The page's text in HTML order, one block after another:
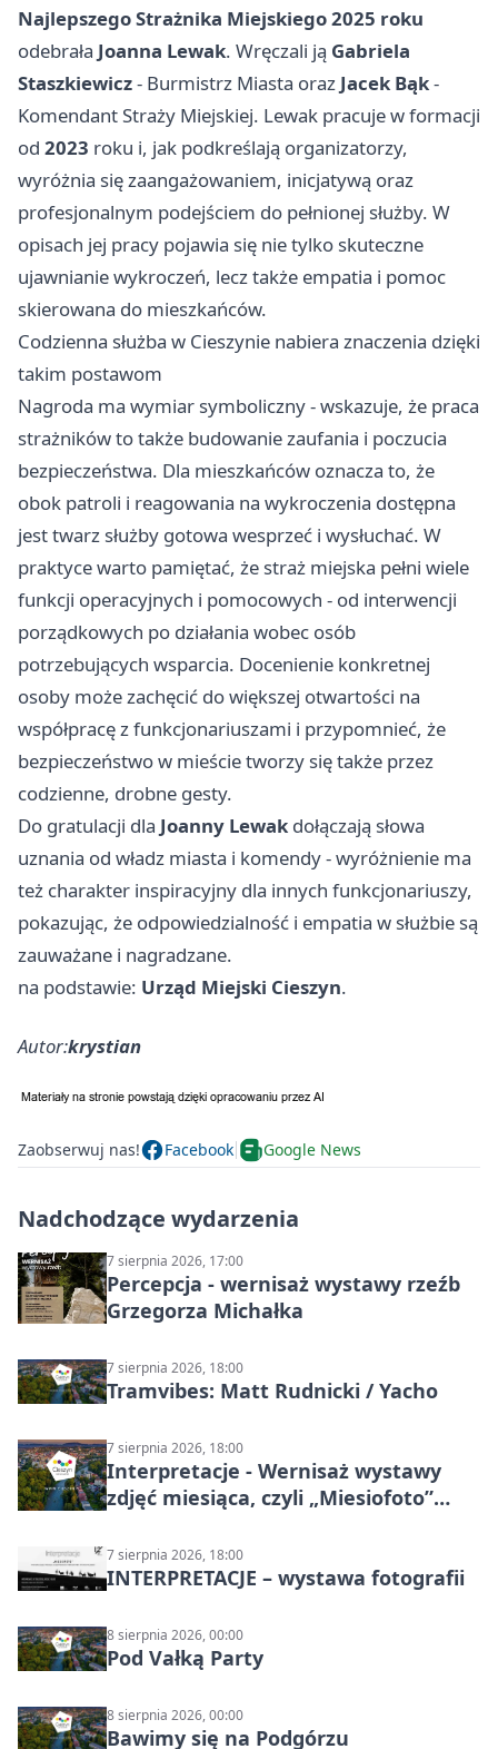
Najlepszego Strażnika Miejskiego 2025 roku
odebrała Joanna Lewak. Wręczali ją Gabriela
Staszkiewicz- Burmistrz Miasta oraz Jacek Bąk-
Komendant Straży Miejskiej. Lewak pracuje w formacji
od 2023 roku i, jak podkreślają organizatorzy,
wyróżnia się zaangażowaniem, inicjatywą oraz
profesjonalnym podejściem do pełnionej służby. W
opisach jej pracy pojawia się nie tylko skuteczne
ujawnianie wykroczeń, lecz także empatia i pomoc
skierowana do mieszkańców.
Codzienna służba w Cieszynie nabiera znaczenia dzięki
takim postawom
Nagroda ma wymiar symboliczny - wskazuje, że praca
strażników to także budowanie zaufania i poczucia
bezpieczeństwa. Dla mieszkańców oznacza to, że
obok patroli i reagowania na wykroczenia dostępna
jest twarz służby gotowa wesprzeć i wysłuchać. W
praktyce warto pamiętać, że straż miejska pełni wiele
funkcji operacyjnych i pomocowych - od interwencji
porządkowych po działania wobec osób
potrzebujących wsparcia. Docenienie konkretnej
osoby może zachęcić do większej otwartości na
współpracę z funkcjonariuszami i przypomnieć, że
bezpieczeństwo w mieście tworzy się także przez
codzienne, drobne gesty.
Do gratulacji dla Joanny Lewak dołączają słowa
uznania od władz miasta i komendy - wyróżnienie ma
też charakter inspiracyjny dla innych funkcjonariuszy,
pokazując, że odpowiedzialność i empatia w służbie są
zauważane i nagradzane.
na podstawie: Urząd Miejski Cieszyn.
Autor:krystian
Zaobserwuj nas! Facebook Google News
Nadchodzące wydarzenia
7 sierpnia 2026, 17:00
Percepcja - wernisaż wystawy rzeźb
Grzegorza Michałka
7 sierpnia 2026, 18:00
Tramvibes: Matt Rudnicki / Yacho
7 sierpnia 2026, 18:00
Interpretacje - Wernisaż wystawy
zdjęć miesiąca, czyli „Miesiofoto”
Fotograficznego
7 sierpnia 2026, 18:00
INTERPRETACJE – wystawa fotografii
8 sierpnia 2026, 00:00
Pod Vałką Party
8 sierpnia 2026, 00:00
Bawimy się na Podgórzu